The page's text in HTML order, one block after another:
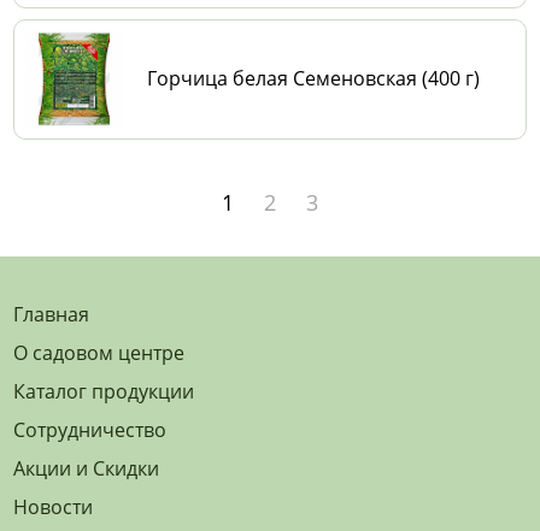
Горчица белая Семеновская (400 г)
1 2 3
Главная
О садовом центре
Каталог продукции
Сотрудничество
Акции и Скидки
Новости